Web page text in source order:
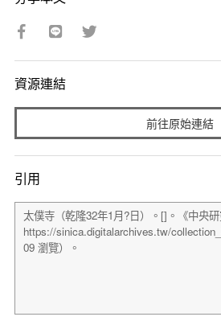
資源連結
前往原始連結
引用